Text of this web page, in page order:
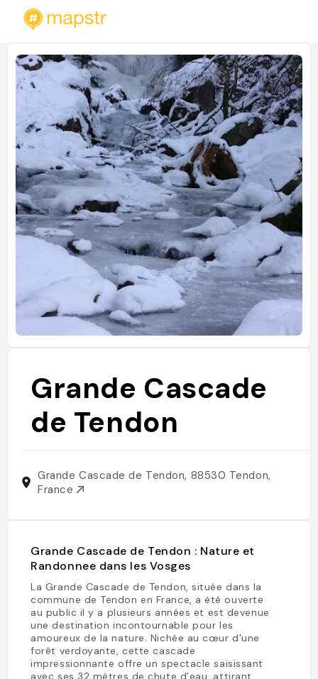
Grande Cascade
de Tendon
Grande Cascade de Tendon, 88530 Tendon,
France
Grande Cascade de Tendon : Nature et
Randonnee dans les Vosges
La Grande Cascade de Tendon, située dans la
commune de Tendon en France, a été ouverte
au public il y a plusieurs années et est devenue
une destination incontournable pour les
amoureux de la nature. Nichée au cœur d'une
forêt verdoyante, cette cascade
impressionnante offre un spectacle saisissant
avec ses 32 mètres de chute d’eau, attirant